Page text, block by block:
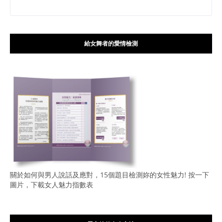
給女舞者的愛情檢測
關於如何與男人說話及應對，15個題目檢測妳的女性魅力! 按一下
圖片，下載女人魅力指數表